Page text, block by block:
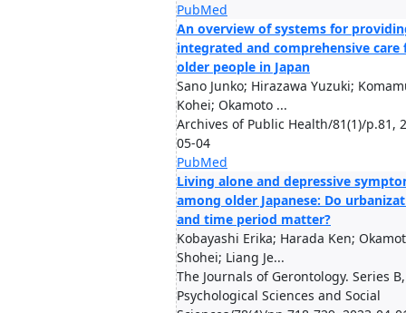
PubMed
An overview of systems for
integrated and comprehensive care
older people in Japan
Sano Junko; Hirazawa Yuzuki;
Kohei; Okamoto ...
Archives of Public Health/81(1)/p.81,
05-04
PubMed
Living alone and depressive
among older Japanese: Do
and time period matter?
Kobayashi Erika; Harada Ken;
Shohei; Liang Je...
The Journals of Gerontology. Series B,
Psychological Sciences and Social